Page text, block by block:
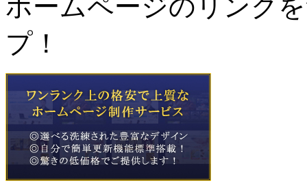
ホームページのリンク
プ！